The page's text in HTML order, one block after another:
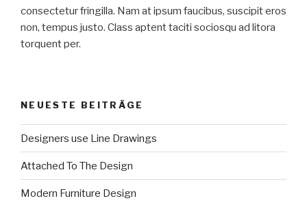
consectetur fringilla. Nam at ipsum faucibus, suscipit eros
non, tempus justo. Class aptent taciti sociosqu ad litora
torquent per.
NEUESTE BEITRÄGE
Designers use Line Drawings
Attached To The Design
Modern Furniture Design